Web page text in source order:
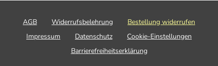
AGB Widerrufsbelehrung
Bestellung widerrufen
Impressum
Datenschutz
Cookie-Einstellungen
Barrierefreiheitserklärung